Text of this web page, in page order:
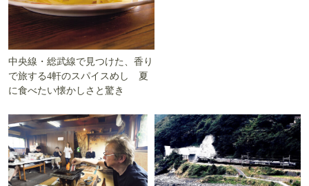
中央線・総武線で見つけた、香り
で旅する4軒のスパイスめし 夏
に食べたい懐かしさと驚き